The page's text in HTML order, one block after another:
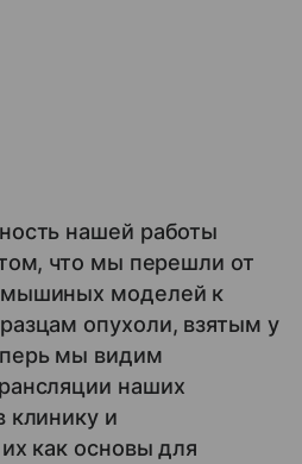
нашей работы
что мы перешли от
моделей к
опухоли, взятым у
мы видим
наших
клинику и
как основы для